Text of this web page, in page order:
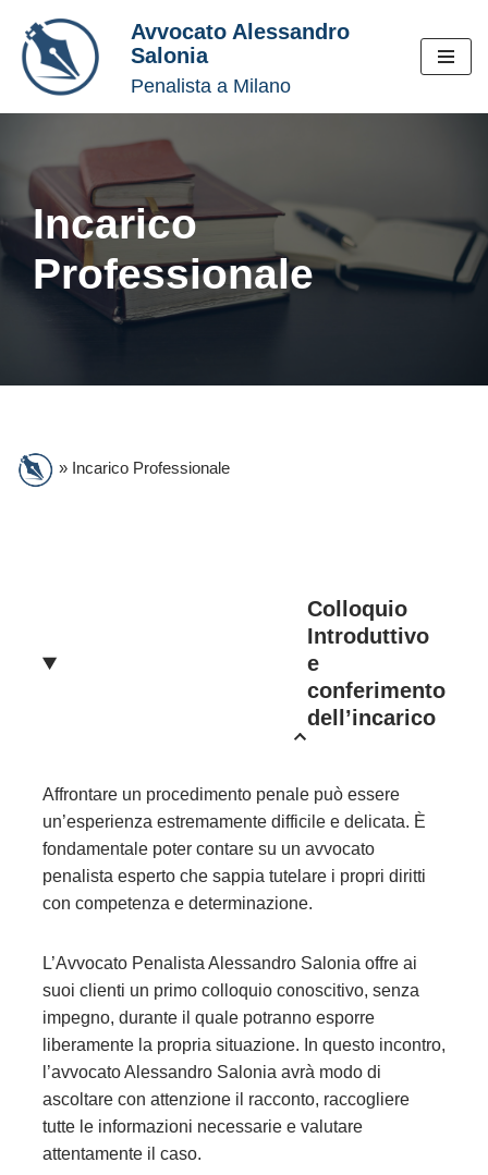
Vai
al
contenuto
Avvocato Alessandro
Salonia
Penalista a Milano
Incarico
Professionale
» Incarico Professionale
Colloquio
Introduttivo
e
conferimento
dell’incarico
Affrontare un procedimento penale può essere
un’esperienza estremamente difficile e delicata. È
fondamentale poter contare su un avvocato
penalista esperto che sappia tutelare i propri diritti
con competenza e determinazione.
L’Avvocato Penalista Alessandro Salonia offre ai
suoi clienti un primo colloquio conoscitivo, senza
impegno, durante il quale potranno esporre
liberamente la propria situazione. In questo incontro,
l’avvocato Alessandro Salonia avrà modo di
ascoltare con attenzione il racconto, raccogliere
tutte le informazioni necessarie e valutare
attentamente il caso.